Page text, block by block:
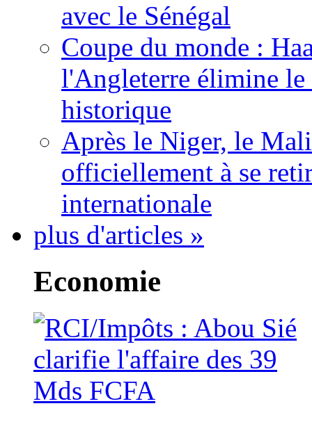
avec le Sénégal
Coupe du monde :
l'Angleterre élimine
historique
Après le Niger, le
officiellement à se
internationale
plus d'articles »
Economie